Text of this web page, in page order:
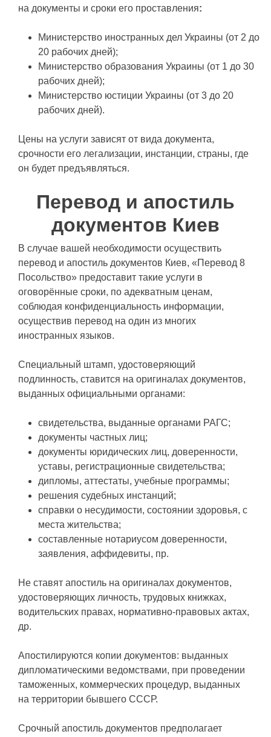
на документы и сроки его проставления:
Министерство иностранных дел Украины (от 2 до
20 рабочих дней);
Министерство образования Украины (от 1 до 30
рабочих дней);
Министерство юстиции Украины (от 3 до 20
рабочих дней).
Цены на услуги зависят от вида документа,
срочности его легализации, инстанции, страны, где
он будет предъявляться.
Перевод и апостиль
документов Киев
В случае вашей необходимости осуществить
перевод и апостиль документов Киев, «Перевод 8
Посольство» предоставит такие услуги в
оговорённые сроки, по адекватным ценам,
соблюдая конфиденциальность информации,
осуществив перевод на один из многих
иностранных языков.
Специальный штамп, удостоверяющий
подлинность, ставится на оригиналах документов,
выданных официальными органами:
свидетельства, выданные органами РАГС;
документы частных лиц;
документы юридических лиц, доверенности,
уставы, регистрационные свидетельства;
дипломы, аттестаты, учебные программы;
решения судебных инстанций;
справки о несудимости, состоянии здоровья, с
места жительства;
составленные нотариусом доверенности,
заявления, аффидевиты, пр.
Не ставят апостиль на оригиналах документов,
удостоверяющих личность, трудовых книжках,
водительских правах, нормативно-правовых актах,
др.
Апостилируются копии документов: выданных
дипломатическими ведомствами, при проведении
таможенных, коммерческих процедур, выданных
на территории бывшего СССР.
Срочный апостиль документов предполагает